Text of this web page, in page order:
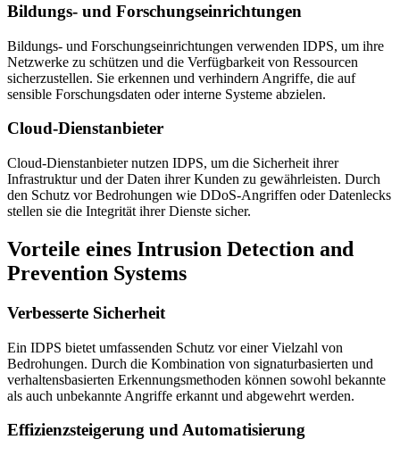
Bildungs- und Forschungseinrichtungen
Bildungs- und Forschungseinrichtungen verwenden IDPS, um ihre
Netzwerke zu schützen und die Verfügbarkeit von Ressourcen
sicherzustellen. Sie erkennen und verhindern Angriffe, die auf
sensible Forschungsdaten oder interne Systeme abzielen.
Cloud-Dienstanbieter
Cloud-Dienstanbieter nutzen IDPS, um die Sicherheit ihrer
Infrastruktur und der Daten ihrer Kunden zu gewährleisten. Durch
den Schutz vor Bedrohungen wie DDoS-Angriffen oder Datenlecks
stellen sie die Integrität ihrer Dienste sicher.
Vorteile eines Intrusion Detection and
Prevention Systems
Verbesserte Sicherheit
Ein IDPS bietet umfassenden Schutz vor einer Vielzahl von
Bedrohungen. Durch die Kombination von signaturbasierten und
verhaltensbasierten Erkennungsmethoden können sowohl bekannte
als auch unbekannte Angriffe erkannt und abgewehrt werden.
Effizienzsteigerung und Automatisierung